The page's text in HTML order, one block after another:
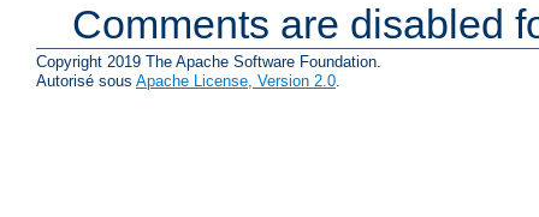
Comments are disabled
Copyright 2019 The Apache Software Foundation.
Autorisé sous Apache License, Version 2.0